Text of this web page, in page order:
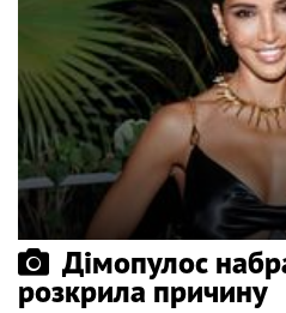
Дімопулос
розкрила причину